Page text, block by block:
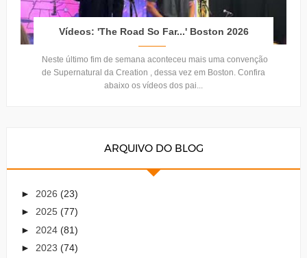
Vídeos: 'The Road So Far...' Boston 2026
Neste último fim de semana aconteceu mais uma convenção
de Supernatural da Creation , dessa vez em Boston. Confira
abaixo os vídeos dos pai...
ARQUIVO DO BLOG
► 2026 (23)
► 2025 (77)
► 2024 (81)
► 2023 (74)